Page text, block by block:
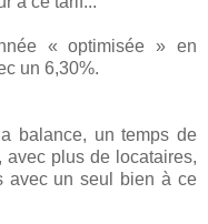
« optimisée » en
un 6,30%.
balance, un temps de
plus de locataires,
avec un seul bien à ce